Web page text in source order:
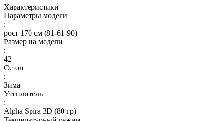
Характеристики
Параметры модели
:
рост 170 см (81-61-90)
Размер на модели
:
42
Сезон
:
Зима
Утеплитель
:
Alpha Spira 3D (80 гр)